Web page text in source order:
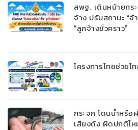
สพฐ. เดินหน้ายก
จ้าง ปรับสถานะ “จ้
“ลูกจ้างชั่วคราว”
โครงการไทยช่วยไ
กระจก โดนน้ำหรื
เสียงดัง ผิดปกติไห